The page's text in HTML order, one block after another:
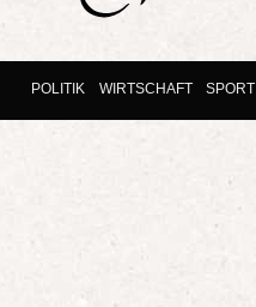
POLITIK WIRTSCHAFT SPORT